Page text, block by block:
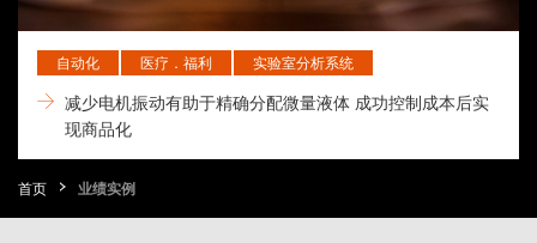
自动化 医疗．福利 实验室分析系统
减少电机振动有助于精确分配微量液体 成功控制成本后实
现商品化
首页 业绩实例